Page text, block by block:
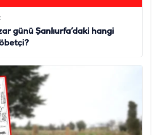
günü Şanlıurfa’daki hangi